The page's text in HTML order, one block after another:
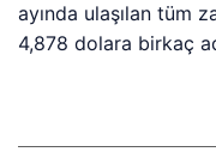
ayında ulaşılan tüm
4,878 dolara birkaç